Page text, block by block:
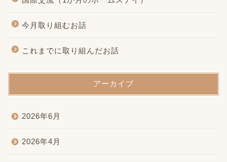
今月取り組むお話
これまでに取り組んだお話
アーカイブ
2026年6月
2026年4月